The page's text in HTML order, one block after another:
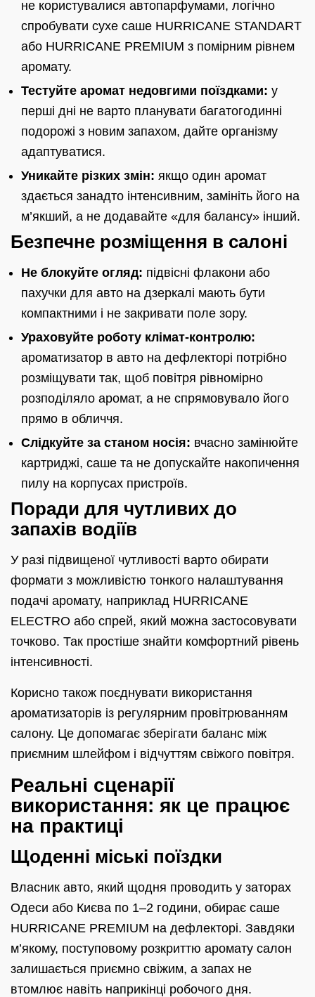
не користувалися автопарфумами, логічно
спробувати сухе саше HURRICANE STANDART
або HURRICANE PREMIUM з помірним рівнем
аромату.
Тестуйте аромат недовгими поїздками: у
перші дні не варто планувати багатогодинні
подорожі з новим запахом, дайте організму
адаптуватися.
Уникайте різких змін: якщо один аромат
здається занадто інтенсивним, замініть його на
м’якший, а не додавайте «для балансу» інший.
Безпечне розміщення в салоні
Не блокуйте огляд: підвісні флакони або
пахучки для авто на дзеркалі мають бути
компактними і не закривати поле зору.
Ураховуйте роботу клімат-контролю:
ароматизатор в авто на дефлекторі потрібно
розміщувати так, щоб повітря рівномірно
розподіляло аромат, а не спрямовувало його
прямо в обличчя.
Слідкуйте за станом носія: вчасно замінюйте
картриджі, саше та не допускайте накопичення
пилу на корпусах пристроїв.
Поради для чутливих до
запахів водіїв
У разі підвищеної чутливості варто обирати
формати з можливістю тонкого налаштування
подачі аромату, наприклад HURRICANE
ELECTRO або спрей, який можна застосовувати
точково. Так простіше знайти комфортний рівень
інтенсивності.
Корисно також поєднувати використання
ароматизаторів із регулярним провітрюванням
салону. Це допомагає зберігати баланс між
приємним шлейфом і відчуттям свіжого повітря.
Реальні сценарії
використання: як це працює
на практиці
Щоденні міські поїздки
Власник авто, який щодня проводить у заторах
Одеси або Києва по 1–2 години, обирає саше
HURRICANE PREMIUM на дефлекторі. Завдяки
м’якому, поступовому розкриттю аромату салон
залишається приємно свіжим, а запах не
втомлює навіть наприкінці робочого дня.